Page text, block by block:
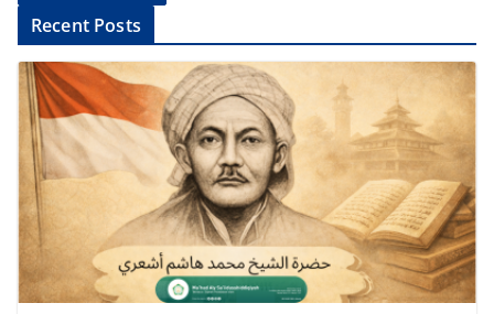
l
t
v
Recent Posts